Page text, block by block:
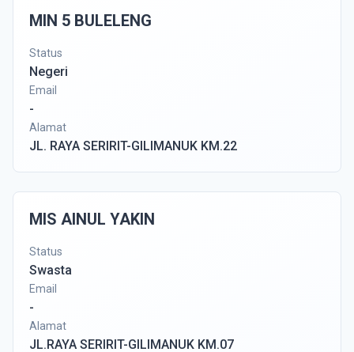
MIN 5 BULELENG
Status
Negeri
Email
-
Alamat
JL. RAYA SERIRIT-GILIMANUK KM.22
MIS AINUL YAKIN
Status
Swasta
Email
-
Alamat
JL.RAYA SERIRIT-GILIMANUK KM.07